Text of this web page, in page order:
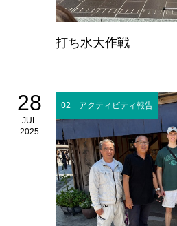
打ち水大作戦
28
JUL
2025
02 アクティビティ報告